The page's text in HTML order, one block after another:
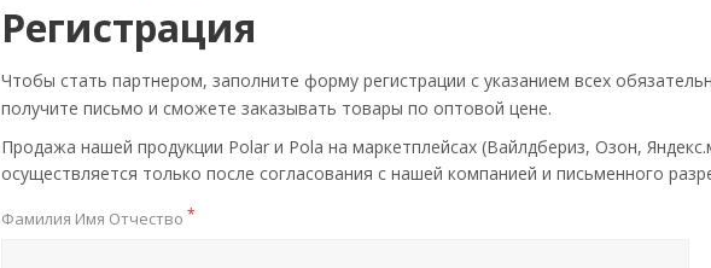
Регистрация
Чтобы стать партнером, заполните форму регистрации с указанием всех
получите письмо и сможете заказывать товары по оптовой цене.
Продажа нашей продукции Polar и Pola на маркетплейсах (Вайлдбериз, Озон,
осуществляется только после согласования с нашей компанией и письменного
Фамилия Имя Отчество *